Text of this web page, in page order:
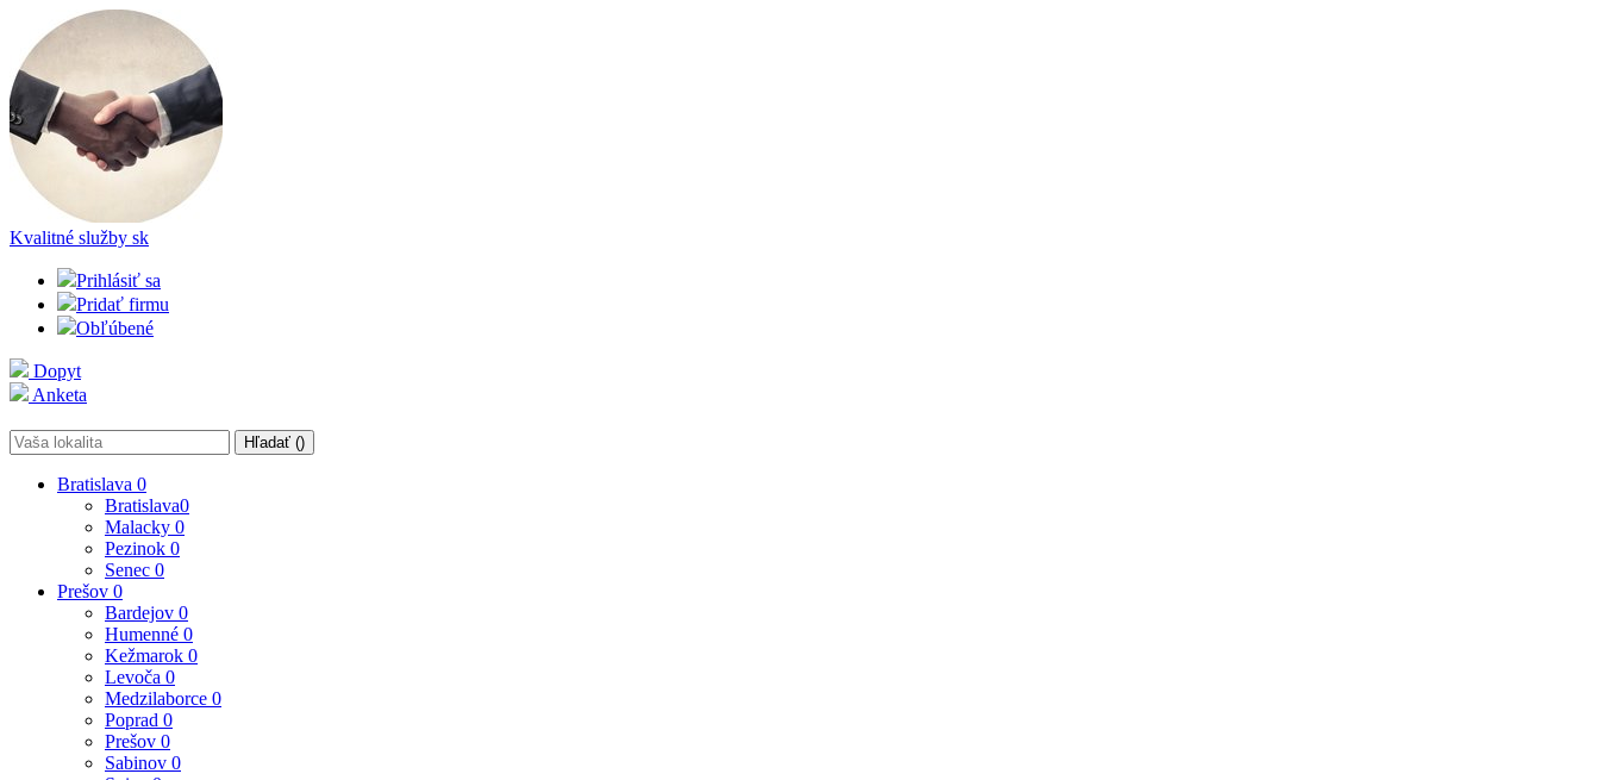
Kvalitné služby sk
Prihlásiť sa
Pridať firmu
Obľúbené
Dopyt
Anketa
Hľadať ()
Bratislava 0
Bratislava0
Malacky 0
Pezinok 0
Senec 0
Prešov 0
Bardejov 0
Humenné 0
Kežmarok 0
Levoča 0
Medzilaborce 0
Poprad 0
Prešov 0
Sabinov 0